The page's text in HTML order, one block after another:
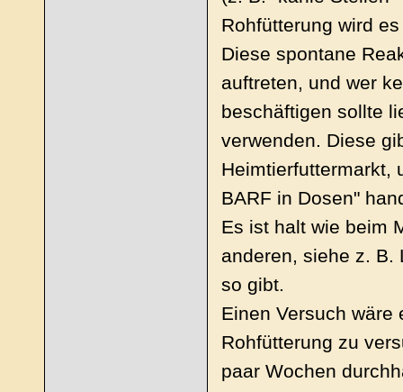
Rohfütterung wird
Diese spontane
auftreten, und wer
beschäftigen sollte
verwenden. Diese
Heimtierfuttermarkt,
BARF in Dosen"
Es ist halt wie beim
anderen, siehe z. B.
so gibt.
Einen Versuch
Rohfütterung zu
paar Wochen